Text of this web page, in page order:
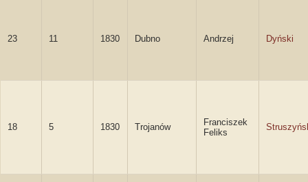
23 11 1830 Dubno Andrzej Dyński
18 5 1830 Trojanów
Franciszek
Feliks